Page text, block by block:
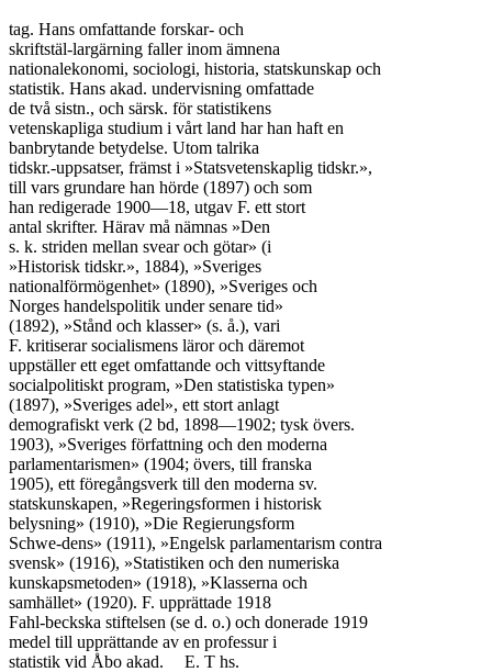
tag. Hans omfattande forskar- och
skriftstäl-largärning faller inom ämnena
nationalekonomi, sociologi, historia, statskunskap och
statistik. Hans akad. undervisning omfattade
de två sistn., och särsk. för statistikens
vetenskapliga studium i vårt land har han haft en
banbrytande betydelse. Utom talrika
tidskr.-uppsatser, främst i »Statsvetenskaplig tidskr.»,
till vars grundare han hörde (1897) och som
han redigerade 1900—18, utgav F. ett stort
antal skrifter. Härav må nämnas »Den
s. k. striden mellan svear och götar» (i
»Historisk tidskr.», 1884), »Sveriges
nationalförmögenhet» (1890), »Sveriges och
Norges handelspolitik under senare tid»
(1892), »Stånd och klasser» (s. å.), vari
F. kritiserar socialismens läror och däremot
uppställer ett eget omfattande och vittsyftande
socialpolitiskt program, »Den statistiska typen»
(1897), »Sveriges adel», ett stort anlagt
demografiskt verk (2 bd, 1898—1902; tysk övers.
1903), »Sveriges författning och den moderna
parlamentarismen» (1904; övers, till franska
1905), ett föregångsverk till den moderna sv.
statskunskapen, »Regeringsformen i historisk
belysning» (1910), »Die Regierungsform
Schwe-dens» (1911), »Engelsk parlamentarism contra
svensk» (1916), »Statistiken och den numeriska
kunskapsmetoden» (1918), »Klasserna och
samhället» (1920). F. upprättade 1918
Fahl-beckska stiftelsen (se d. o.) och donerade 1919
medel till upprättande av en professur i
statistik vid Åbo akad.	E. T hs.